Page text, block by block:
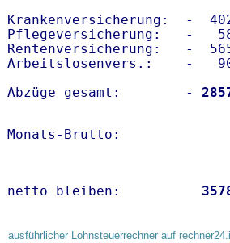
Krankenversicherung:  -
Pflegeversicherung:   -
Rentenversicherung:   -
Arbeitslosenvers.:    -
Abzüge gesamt:        -
Monats-
netto bleiben:
ausführlicher Lohnsteuerrechner auf